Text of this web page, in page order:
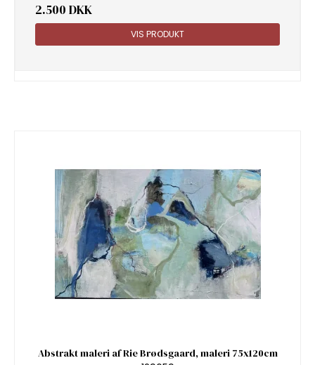
2.500 DKK
VIS PRODUKT
Abstrakt maleri af Rie Brødsgaard, maleri 75x120cm